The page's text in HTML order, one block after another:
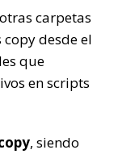
carpetas
desde el
que
en scripts
, siendo